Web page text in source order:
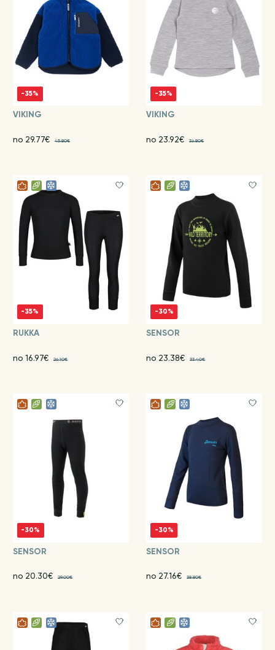
-35%
VIKING
no 29.77€ 45.80€
-35%
VIKING
no 23.92€ 36.80€
-35%
RUKKA
no 16.97€ 26.10€
-30%
SENSOR
no 23.38€ 33.40€
-30%
SENSOR
no 20.30€ 29.00€
-30%
SENSOR
no 27.16€ 38.80€